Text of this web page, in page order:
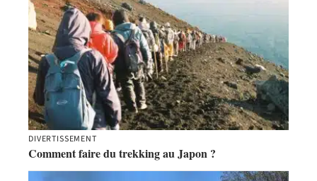
DIVERTISSEMENT
Comment faire du trekking au Japon ?